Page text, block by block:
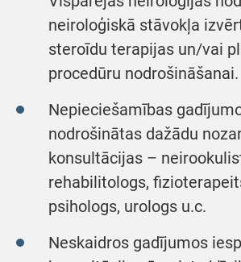
neiroloģiskā stāvokļa
steroīdu terapijas un/vai
procedūru nodrošināšanai.
Nepieciešamības
nodrošinātas dažādu
konsultācijas –
rehabilitologs,
psihologs, urologs u.c.
Neskaidros gadījumos